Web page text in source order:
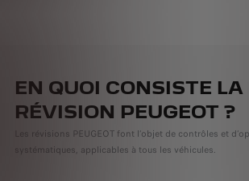
EN QUOI CONSISTE LA
RÉVISION PEUGEOT ?
Les révisions PEUGEOT font l’objet de contrôles et
systématiques, applicables à tous les véhicules.